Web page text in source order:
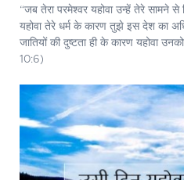
“जब तेरा परमेश्‍वर यहोवा उन्हें तेरे सामने
यहोवा तेरे धर्म के कारण तुझे इस देश का
जातियों की दुष्टता ही के कारण यहोवा
10:6)